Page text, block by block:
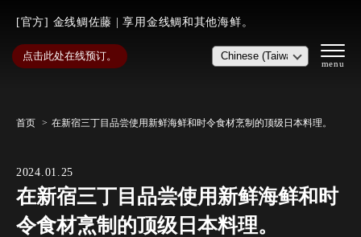
[官方] 金线鲷佐藤 | 享用金线鲷和其他海鲜。
点击此处在线预订。
首页 在新宿三丁目品尝使用新鲜海鲜和时令食材烹制的顶级日本料理。
2024.01.25
在新宿三丁目品尝使用新鲜海鲜和时
令食材烹制的顶级日本料理。